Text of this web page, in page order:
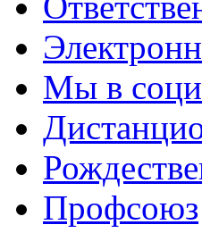
Мы в
Профсоюз